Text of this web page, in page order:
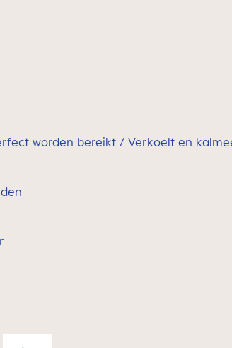
worden bereikt / Verkoelt en